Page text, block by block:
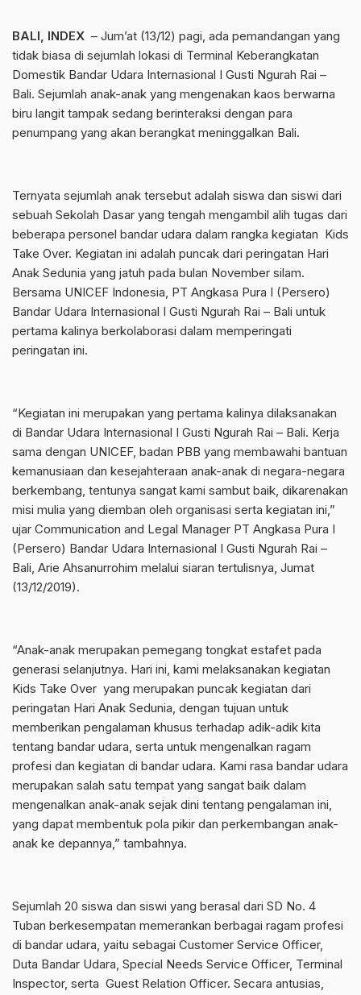
BALI, INDEX – Jum’at (13/12) pagi, ada pemandangan yang
tidak biasa di sejumlah lokasi di Terminal Keberangkatan
Domestik Bandar Udara Internasional I Gusti Ngurah Rai –
Bali. Sejumlah anak-anak yang mengenakan kaos berwarna
biru langit tampak sedang berinteraksi dengan para
penumpang yang akan berangkat meninggalkan Bali.
Ternyata sejumlah anak tersebut adalah siswa dan siswi dari
sebuah Sekolah Dasar yang tengah mengambil alih tugas dari
beberapa personel bandar udara dalam rangka kegiatan Kids
Take Over. Kegiatan ini adalah puncak dari peringatan Hari
Anak Sedunia yang jatuh pada bulan November silam.
Bersama UNICEF Indonesia, PT Angkasa Pura I (Persero)
Bandar Udara Internasional I Gusti Ngurah Rai – Bali untuk
pertama kalinya berkolaborasi dalam memperingati
peringatan ini.
“Kegiatan ini merupakan yang pertama kalinya dilaksanakan
di Bandar Udara Internasional I Gusti Ngurah Rai – Bali. Kerja
sama dengan UNICEF, badan PBB yang membawahi bantuan
kemanusiaan dan kesejahteraan anak-anak di negara-negara
berkembang, tentunya sangat kami sambut baik, dikarenakan
misi mulia yang diemban oleh organisasi serta kegiatan ini,”
ujar Communication and Legal Manager PT Angkasa Pura I
(Persero) Bandar Udara Internasional I Gusti Ngurah Rai –
Bali, Arie Ahsanurrohim melalui siaran tertulisnya, Jumat
(13/12/2019).
“Anak-anak merupakan pemegang tongkat estafet pada
generasi selanjutnya. Hari ini, kami melaksanakan kegiatan
Kids Take Over yang merupakan puncak kegiatan dari
peringatan Hari Anak Sedunia, dengan tujuan untuk
memberikan pengalaman khusus terhadap adik-adik kita
tentang bandar udara, serta untuk mengenalkan ragam
profesi dan kegiatan di bandar udara. Kami rasa bandar udara
merupakan salah satu tempat yang sangat baik dalam
mengenalkan anak-anak sejak dini tentang pengalaman ini,
yang dapat membentuk pola pikir dan perkembangan anak-
anak ke depannya,” tambahnya.
Sejumlah 20 siswa dan siswi yang berasal dari SD No. 4
Tuban berkesempatan memerankan berbagai ragam profesi
di bandar udara, yaitu sebagai Customer Service Officer,
Duta Bandar Udara, Special Needs Service Officer, Terminal
Inspector, serta Guest Relation Officer. Secara antusias,